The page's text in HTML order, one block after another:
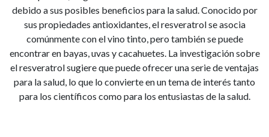
debido a sus posibles beneficios para la salud. Conocido por
sus propiedades antioxidantes, el resveratrol se asocia
comúnmente con el vino tinto, pero también se puede
encontrar en bayas, uvas y cacahuetes. La investigación sobre
el resveratrol sugiere que puede ofrecer una serie de ventajas
para la salud, lo que lo convierte en un tema de interés tanto
para los científicos como para los entusiastas de la salud.